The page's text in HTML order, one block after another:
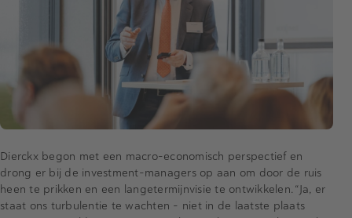
Dierckx begon met een macro-economisch perspectief en
drong er bij de investment-managers op aan om door de ruis
heen te prikken en een langetermijnvisie te ontwikkelen. “Ja, er
staat ons turbulentie te wachten – niet in de laatste plaats